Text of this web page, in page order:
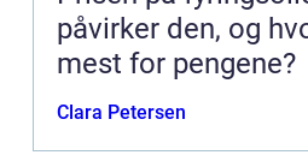
påvirker den, og
mest for pengene?
Clara Petersen